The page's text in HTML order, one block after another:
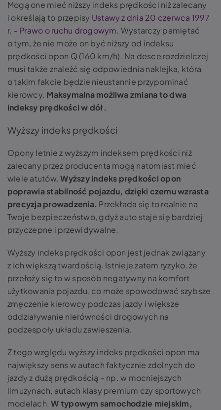
Mogą one mieć niższy indeks prędkości niż zalecany
i określają to przepisy Ustawy z dnia 20 czerwca 1997
r. - Prawo o ruchu drogowym. Wystarczy pamiętać
o tym, że nie może on być niższy od indeksu
prędkości opon Q (160 km/h). Na desce rozdzielczej
musi także znaleźć się odpowiednia naklejka, która
o takim fakcie będzie nieustannie przypominać
kierowcy. Maksymalna możliwa zmiana to dwa
indeksy prędkości w dół.
Wyższy indeks prędkości
Opony letnie z wyższym indeksem prędkości niż
zalecany przez producenta mogą natomiast mieć
wiele atutów. Wyższy indeks prędkości opon
poprawia stabilność pojazdu, dzięki czemu wzrasta
precyzja prowadzenia. Przekłada się to realnie na
Twoje bezpieczeństwo, gdyż auto staje się bardziej
przyczepne i przewidywalne.
Wyższy indeks prędkości opon jest jednak związany
z ich większą twardością. Istnieje zatem ryzyko, że
przełoży się to w sposób negatywny na komfort
użytkowania pojazdu, co może spowodować szybsze
zmęczenie kierowcy podczas jazdy i większe
oddziaływanie nierówności drogowych na
podzespoły układu zawieszenia.
Z tego względu wyższy indeks prędkości opon ma
największy sens w autach faktycznie zdolnych do
jazdy z dużą prędkością – np. w mocniejszych
limuzynach, autach klasy premium czy sportowych
modelach.W typowym samochodzie miejskim,